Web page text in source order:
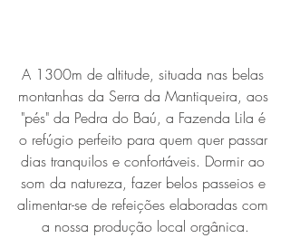
A 1300m de altitude, situada nas belas
montanhas da Serra da Mantiqueira, aos
"pés" da Pedra do Baú, a Fazenda Lila é
o refúgio perfeito para quem quer passar
dias tranquilos e confortáveis. Dormir ao
som da natureza, fazer belos passeios e
alimentar-se de refeições elaboradas com
a nossa produção local orgânica.